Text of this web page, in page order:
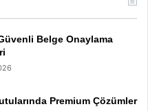
Belge Onaylama
Premium Çözümler